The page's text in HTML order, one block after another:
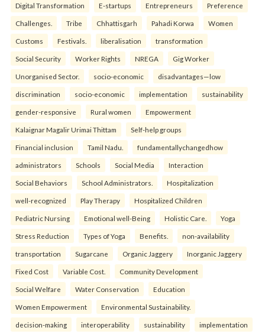
Digital Transformation E-startups Entrepreneurs Preference
Challenges. Tribe Chhattisgarh Pahadi Korwa Women
Customs Festivals. liberalisation transformation
Social Security Worker Rights NREGA Gig Worker
Unorganised Sector. socio-economic disadvantages—low
discrimination socio-economic implementation sustainability
gender-responsive Rural women Empowerment
Kalaignar Magalir Urimai Thittam Self-help groups
Financial inclusion Tamil Nadu. fundamentallychangedhow
administrators Schools Social Media Interaction
Social Behaviors School Administrators. Hospitalization
well-recognized Play Therapy Hospitalized Children
Pediatric Nursing Emotional well-Being Holistic Care. Yoga
Stress Reduction Types of Yoga Benefits. non-availability
transportation Sugarcane Organic Jaggery Inorganic Jaggery
Fixed Cost Variable Cost. Community Development
Social Welfare Water Conservation Education
Women Empowerment Environmental Sustainability.
decision-making interoperability sustainability implementation